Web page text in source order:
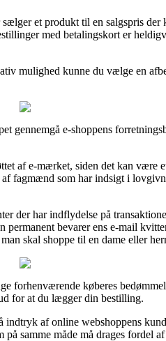
et produkt til en salgspris der
med betalingskort er
mulighed kunne du vælge en
e-shoppens
af e-mærket, siden det kan være
fagmænd som har indsigt i
der har indflydelse på
bevarer ens e-mail
skal shoppe til en dame eller
forhenværende køberes
for at du lægger din bestilling.
af online webshoppens
samme måde må drages fordel